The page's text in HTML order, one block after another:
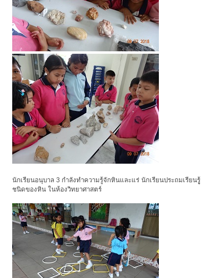
นักเรียนอนุบาล 3 กำลังทำความรู้จักหินและแร่ นักเรียนประถมเรียนรูู้
ชนิดของหิน ในห้องวิทยาศาสตร์